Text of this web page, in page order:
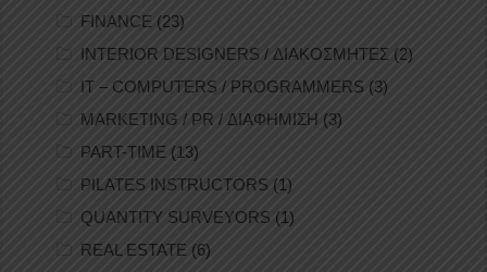
FINANCE (23)
INTERIOR DESIGNERS / ΔΙΑΚΟΣΜΗΤΕΣ (2)
IT – COMPUTERS / PROGRAMMERS (3)
MARKETING / PR / ΔΙΑΦΗΜΙΣΗ (3)
PART-TIME (13)
PILATES INSTRUCTORS (1)
QUANTITY SURVEYORS (1)
REAL ESTATE (6)